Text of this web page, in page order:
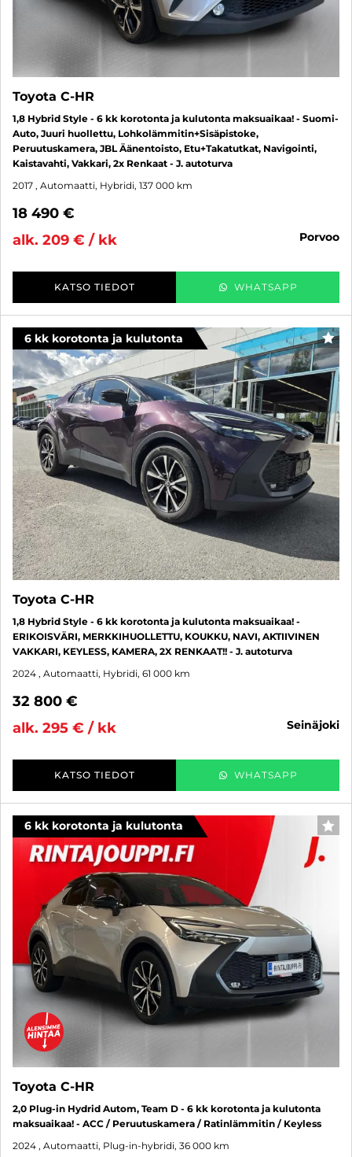
Toyota C-HR
1,8 Hybrid Style - 6 kk korotonta ja kulutonta maksuaikaa! - Suomi-
Auto, Juuri huollettu, Lohkolämmitin+Sisäpistoke,
Peruutuskamera, JBL Äänentoisto, Etu+Takatutkat, Navigointi,
Kaistavahti, Vakkari, 2x Renkaat - J. autoturva
2017 , Automaatti, Hybridi, 137 000 km
18 490 €
alk. 209 € / kk
porvoo
KATSO TIEDOT WHATSAPP
6 kk korotonta ja kulutonta
Toyota C-HR
1,8 Hybrid Style - 6 kk korotonta ja kulutonta maksuaikaa! -
ERIKOISVÄRI, MERKKIHUOLLETTU, KOUKKU, NAVI, AKTIIVINEN
VAKKARI, KEYLESS, KAMERA, 2X RENKAAT!! - J. autoturva
2024 , Automaatti, Hybridi, 61 000 km
32 800 €
alk. 295 € / kk
seinäjoki
KATSO TIEDOT WHATSAPP
6 kk korotonta ja kulutonta
Toyota C-HR
2,0 Plug-in Hydrid Autom, Team D - 6 kk korotonta ja kulutonta
maksuaikaa! - ACC / Peruutuskamera / Ratinlämmitin / Keyless
2024 , Automaatti, Plug-in-hybridi, 36 000 km